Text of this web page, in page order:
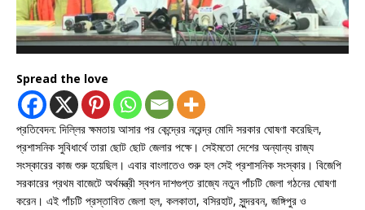
Spread the love
প্রতিবেদন: দিল্লির ক্ষমতায় আসার পর কেন্দ্রের নরেন্দ্র মোদি সরকার ঘোষণা করেছিল,
প্রশাসনিক সুবিধার্থে তারা ছোট ছোট জেলার পক্ষে। সেইমতো দেশের অন্যান্য রাজ্য
সংস্কারের কাজ শুরু হয়েছিল। এবার বাংলাতেও শুরু হল সেই প্রশাসনিক সংস্কার। বিজেপি
সরকারের প্রথম বাজেটে অর্থমন্ত্রী স্বপন দাশগুপ্ত রাজ্যে নতুন পাঁচটি জেলা গঠনের ঘোষণা
করেন। এই পাঁচটি প্রস্তাবিত জেলা হল, কলকাতা, বসিরহাট, সুন্দরবন, জঙ্গিপুর ও